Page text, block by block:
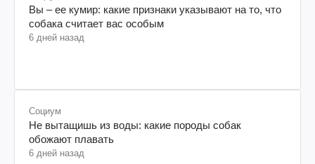
Вы – ее кумир: какие признаки указывают на то, что
собака считает вас особым
6 дней назад
Социум
Не вытащишь из воды: какие породы собак
обожают плавать
6 дней назад